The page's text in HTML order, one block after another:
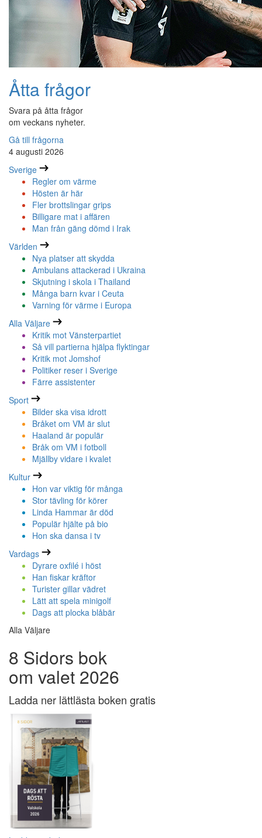
Åtta frågor
Svara på åtta frågor
om veckans nyheter.
Gå till frågorna
4 augusti 2026
Sverige
Regler om värme
Hösten är här
Fler brottslingar grips
Billigare mat i affären
Man från gäng dömd i Irak
Världen
Nya platser att skydda
Ambulans attackerad i Ukraina
Skjutning i skola i Thailand
Många barn kvar i Ceuta
Varning för värme i Europa
Alla Väljare
Kritik mot Vänsterpartiet
Så vill partierna hjälpa flyktingar
Kritik mot Jomshof
Politiker reser i Sverige
Färre assistenter
Sport
Bilder ska visa idrott
Bråket om VM är slut
Haaland är populär
Bråk om VM i fotboll
Mjällby vidare i kvalet
Kultur
Hon var viktig för många
Stor tävling för körer
Linda Hammar är död
Populär hjälte på bio
Hon ska dansa i tv
Vardags
Dyrare oxfilé i höst
Han fiskar kräftor
Turister gillar vädret
Lätt att spela minigolf
Dags att plocka blåbär
Alla Väljare
8 Sidors bok
om valet 2026
Ladda ner lättlästa boken gratis